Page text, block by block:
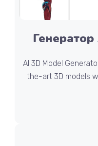
AI 3D Model
the-art 3D models